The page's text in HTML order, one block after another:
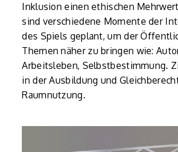
Inklusion einen ethischen
sind verschiedene Momente der
des Spiels geplant, um der
Themen näher zu bringen wie:
Arbeitsleben, Selbstbestimmung.
in der Ausbildung und
Raumnutzung.